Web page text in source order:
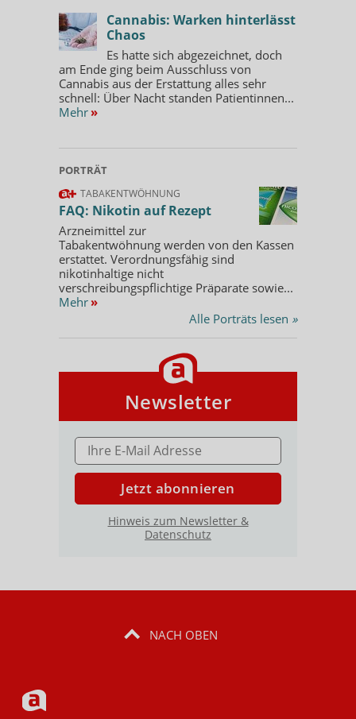
Cannabis: Warken hinterlässt
Chaos
Es hatte sich abgezeichnet, doch
am Ende ging beim Ausschluss von
Cannabis aus der Erstattung alles sehr
schnell: Über Nacht standen Patientinnen...
Mehr »
PORTRÄT
TABAKENTWÖHNUNG
FAQ: Nikotin auf Rezept
Arzneimittel zur
Tabakentwöhnung werden von den Kassen
erstattet. Verordnungsfähig sind
nikotinhaltige nicht
verschreibungspflichtige Präparate sowie...
Mehr »
Alle Porträts lesen »
Newsletter
E-MAIL ADRESSE
Jetzt abonnieren
Hinweis zum Newsletter &
Datenschutz
NACH OBEN